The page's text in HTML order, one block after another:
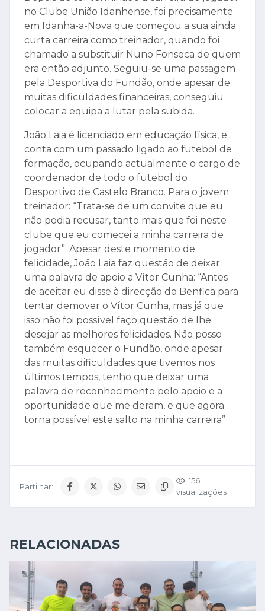
no Clube União Idanhense, foi precisamente
em Idanha-a-Nova que começou a sua ainda
curta carreira como treinador, quando foi
chamado a substituir Nuno Fonseca de quem
era então adjunto. Seguiu-se uma passagem
pela Desportiva do Fundão, onde apesar de
muitas dificuldades financeiras, conseguiu
colocar a equipa a lutar pela subida.
João Laia é licenciado em educação física, e
conta com um passado ligado ao futebol de
formação, ocupando actualmente o cargo de
coordenador de todo o futebol do
Desportivo de Castelo Branco. Para o jovem
treinador: “Trata-se de um convite que eu
não podia recusar, tanto mais que foi neste
clube que eu comecei a minha carreira de
jogador”. Apesar deste momento de
felicidade, João Laia faz questão de deixar
uma palavra de apoio a Vítor Cunha: “Antes
de aceitar eu disse à direcção do Benfica para
tentar demover o Vítor Cunha, mas já que
isso não foi possível faço questão de lhe
desejar as melhores felicidades. Não posso
também esquecer o Fundão, onde apesar
das muitas dificuldades que tivemos nos
últimos tempos, tenho que deixar uma
palavra de reconhecimento pelo apoio e a
oportunidade que me deram, e que agora
torna possível este salto na minha carreira”
Partilhar:
156
visualizações
RELACIONADAS